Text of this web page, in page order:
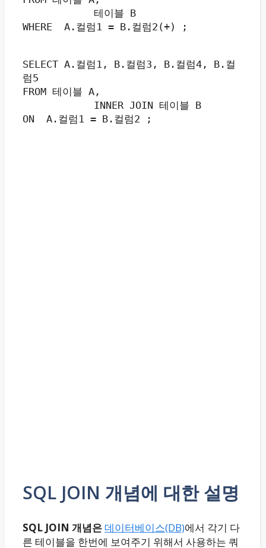
            테이블 B
WHERE  A.컬럼1 = B.컬럼2(+) ;
SELECT A.컬럼1, B.컬럼3, B.컬럼4, B.컬
럼5
FROM 테이블 A,
            INNER JOIN 테이블 B
ON  A.컬럼1 = B.컬럼2 ;
SQL JOIN 개념에 대한 설명
SQL JOIN 개념은데이터베이스(DB)에서 각기 다
른 테이블을 한번에 보여주기 위해서 사용하는 쿼